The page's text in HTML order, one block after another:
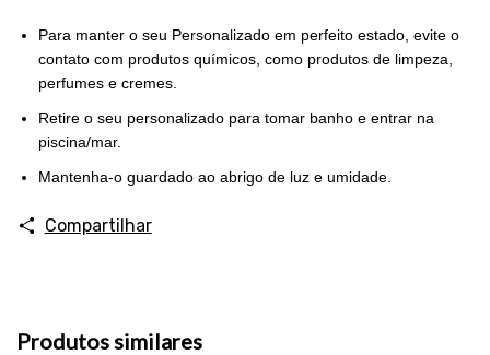
Para manter o seu Personalizado em perfeito estado, evite o
contato com produtos químicos, como produtos de limpeza,
perfumes e cremes.
Retire o seu personalizado para tomar banho e entrar na
piscina/mar.
Mantenha-o guardado ao abrigo de luz e umidade.
Compartilhar
Produtos similares